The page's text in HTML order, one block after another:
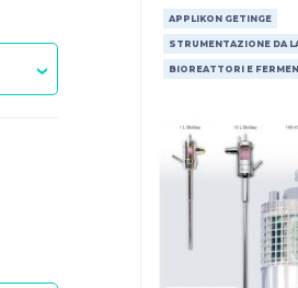
APPLIKON GETINGE
STRUMENTAZIONE DA
BIOREATTORI E